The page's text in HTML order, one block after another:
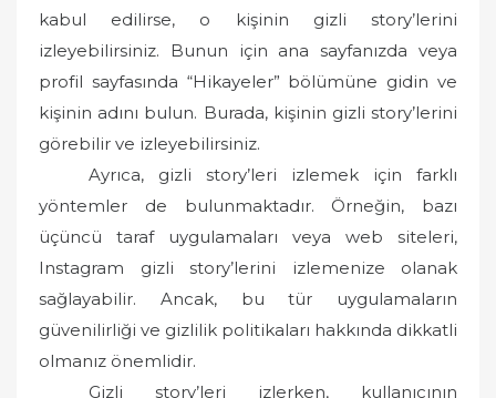
kabul edilirse, o kişinin gizli story’lerini
izleyebilirsiniz. Bunun için ana sayfanızda veya
profil sayfasında “Hikayeler” bölümüne gidin ve
kişinin adını bulun. Burada, kişinin gizli story’lerini
görebilir ve izleyebilirsiniz.
Ayrıca, gizli story’leri izlemek için farklı
yöntemler de bulunmaktadır. Örneğin, bazı
üçüncü taraf uygulamaları veya web siteleri,
Instagram gizli story’lerini izlemenize olanak
sağlayabilir. Ancak, bu tür uygulamaların
güvenilirliği ve gizlilik politikaları hakkında dikkatli
olmanız önemlidir.
Gizli story’leri izlerken, kullanıcının